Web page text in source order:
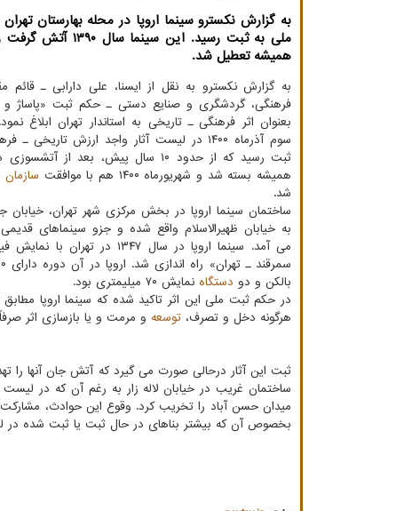
به گزارش نکسترو سینما اروپا در محله بهارستان
ملی به ثبت رسید. این سینما
همیشه تعطیل شد.
به گزارش نکسترو به نقل از ایسنا، علی دارابی ـ قائم
فرهنگی، گردشگری و صنایع دستی ـ حکم ثبت «پاساژ و
بعنوان اثر فرهنگی ـ تاریخی به استاندار تهران ابلاغ
سوم آذرماه ۱۴۰۰ در لیست آثار واجد ارزش تاریخی
ثبت رسید که از حدود ۱۰ سال پیش، بعد از
همیشه بسته شد و شهریورماه ۱۴۰۰ هم با موافقت
سازمان
شد.
ساختمان سینما اروپا در بخش مرکزی شهر تهران، خیابان
به خیابان ظهیرالاسلام واقع شده و جزو سینماهای
می آمد. سینما اروپا در سال ۱۳۴۷ در
بالکن و دو دستگاه نمایش ۷۰ میلیمتری بود.
در حکم ثبت ملی این اثر تاکید شده که سینما اروپا
هرگونه دخل و تصرف، توسعه و مرمت و یا بازسازی اثر
ثبت این آثار درحالی صورت می گیرد که آتش جان آنها را
میدان حسن آباد را تخریب کرد. وقوع این حوادث، مشارکت
بخصوص آن که بیشتر بناهای در حال ثبت یا ثبت شده در